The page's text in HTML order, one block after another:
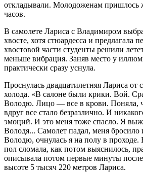
откладывали. Молодоженам пришлось
часов.
В самолете Лариса с Владимиром
хвосте, хотя стюардесса и предлагала
хвостовой части студенты решили
меньше вибрация. Заняв место у
практически сразу уснула.
Проснулась двадцатилетняя Лариса от
холода. «В салоне были крики. Вой.
Володю. Лицо — все в крови. Поняла,
вдруг все стало безразлично. И
эмоций. И это меня тоже спасло. Я
Володя... Самолет падал, меня бросило
Володю, очнулась я на полу в проходе.
пол сломала, как потом выяснилось,
описывала потом первые минуты
высоте 5 тысяч 220 метров Лариса.